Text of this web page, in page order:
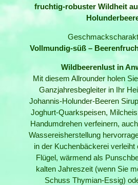
fruchtig-robuster Wildheit
Vollmundig-süß –
Wildbeerenlust in
Mit diesem Allrounder holen
Ganzjahresbegleiter in Ihr
Johannis-Holunder-Beeren
Joghurt-Quarkspeisen,
Handumdrehen verfeinern,
Wassereisherstellung
in der Kuchenbäckerei verleiht
Flügel, wärmend als
kalten Jahreszeit (wenn Sie
Schuss Thymian-Essig)